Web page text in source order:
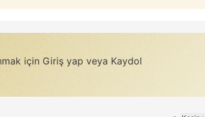
için Giriş yap veya Kaydol